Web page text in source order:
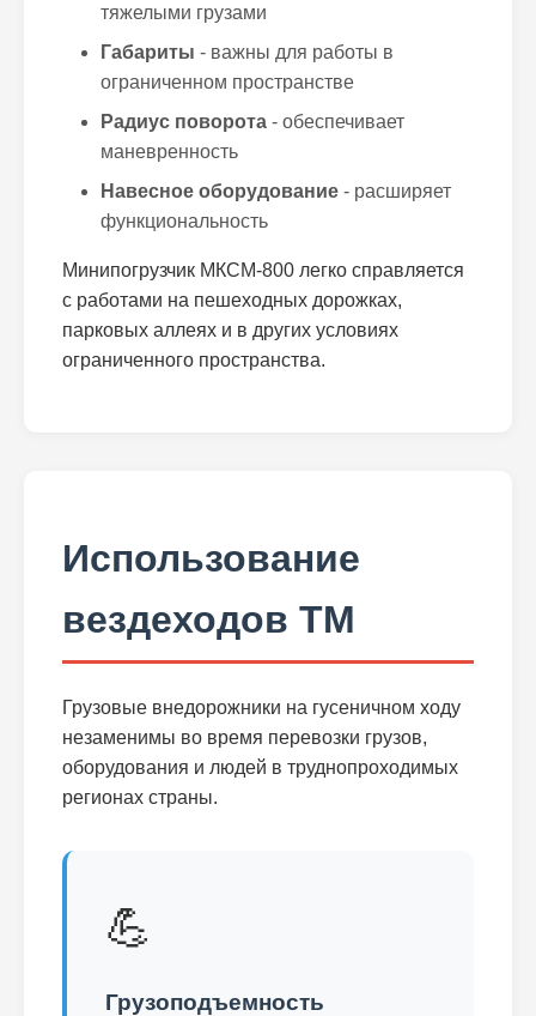
тяжелыми грузами
Габариты - важны для работы в
ограниченном пространстве
Радиус поворота - обеспечивает
маневренность
Навесное оборудование - расширяет
функциональность
Минипогрузчик МКСМ-800 легко справляется
с работами на пешеходных дорожках,
парковых аллеях и в других условиях
ограниченного пространства.
Использование
вездеходов ТМ
Грузовые внедорожники на гусеничном ходу
незаменимы во время перевозки грузов,
оборудования и людей в труднопроходимых
регионах страны.
💪
Грузоподъемность